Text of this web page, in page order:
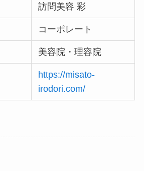
訪問美容 彩
コーポレート
美容院・理容院
https://misato-
irodori.com/